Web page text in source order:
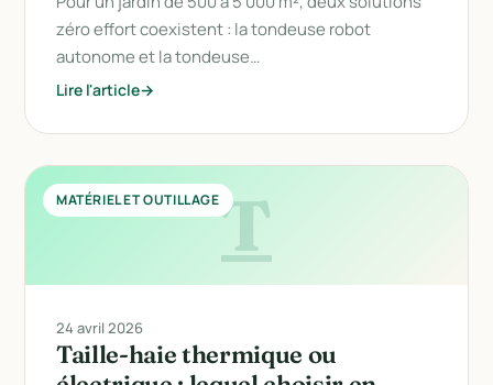
zéro effort coexistent : la tondeuse robot
autonome et la tondeuse…
Lire l'article
T
MATÉRIEL ET OUTILLAGE
24 avril 2026
Taille-haie thermique ou